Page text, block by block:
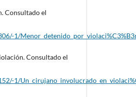
Consultado el
1/
Consultado el
1/